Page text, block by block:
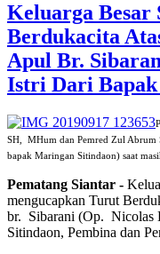
Keluarga Besar
Berdukacita
Apul Br.
Istri Dari
SH, MHum dan Pemred Zul
bapak Maringan Sitindaon) saat
Pematang Siantar -
mengucapkan Turut
br. Sibarani (Op. Nicolas
Sitindaon, Pembina dan